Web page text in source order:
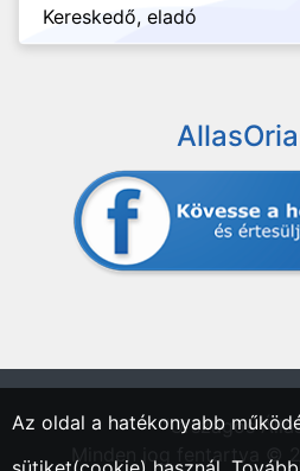
Kereskedő, eladó
"Országos
Minden jog fentartva ©
Az oldal a hatékonyabb